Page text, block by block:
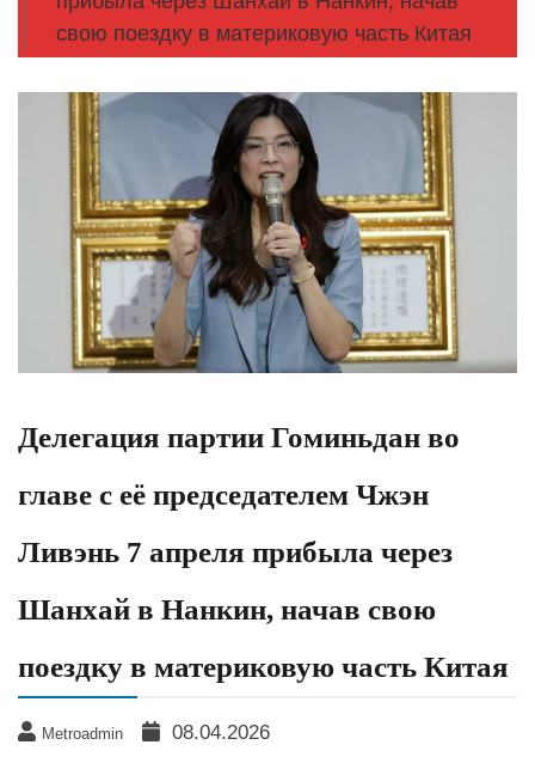
свою поездку в материковую часть Китая
Делегация партии Гоминьдан во
главе с её председателем Чжэн
Ливэнь 7 апреля прибыла через
Шанхай в Нанкин, начав свою
поездку в материковую часть Китая
Metroadmin 08.04.2026